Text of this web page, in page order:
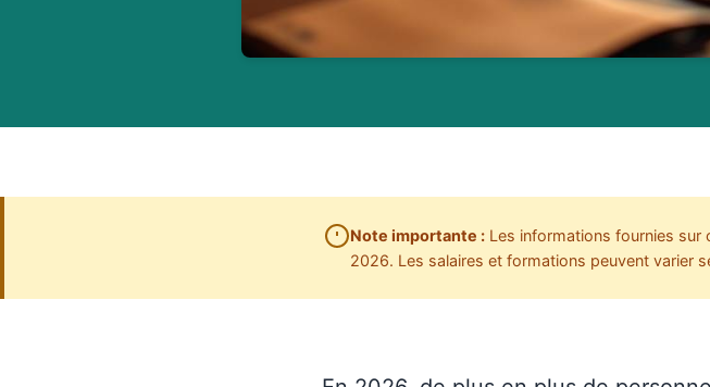
Note importante : Les informations fournies sur
2026. Les salaires et formations peuvent varier